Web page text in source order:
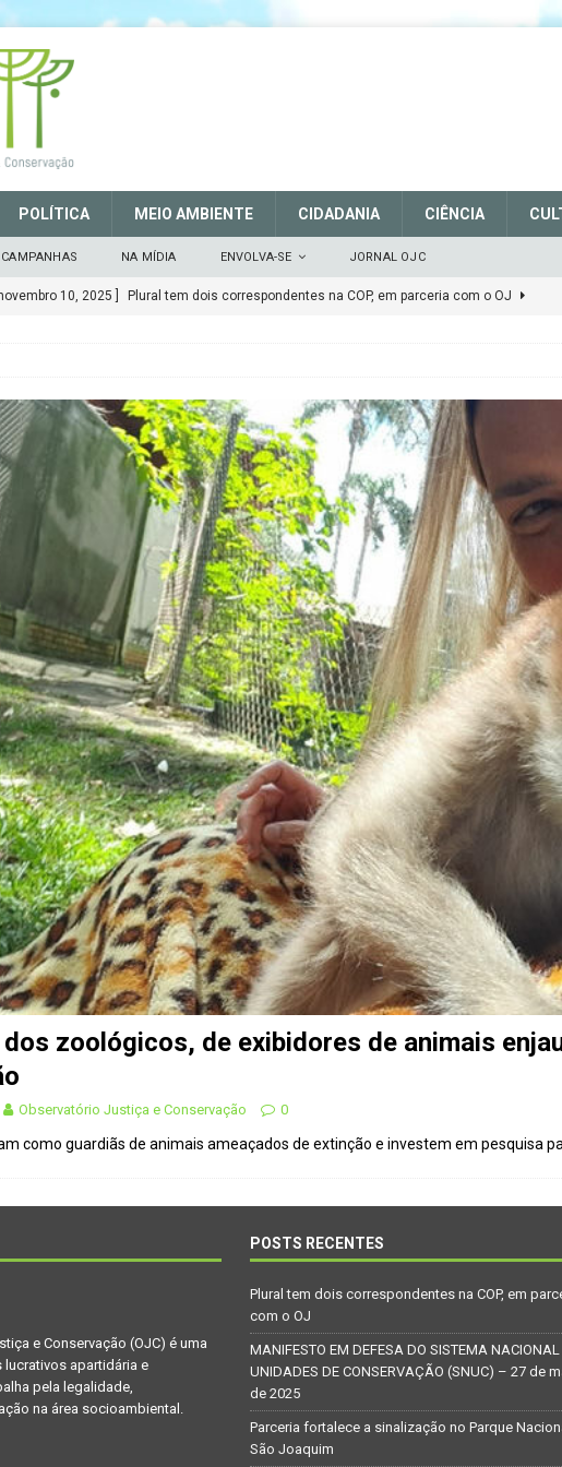
POLÍTICA MEIO AMBIENTE CIDADANIA CIÊNCIA
CAMPANHAS NA MÍDIA ENVOLVA-SE JORNAL OJC
março 27, 2025 ] MANIFESTO EM DEFESA DO SISTEMA NACIONAL DE UNIDADES DE
29, 2024 ] Nota de Atenção CIDADANIA
11, 2024 ] Nota de Repúdio OPINIÃO
9, 2024 ] O assustador derretimento das geleiras dos Andes CIDADANIA
23, 2023 ] Governo do Paraná se nega a combater desmatamento ilegal na Mata
OJC INVESTIGA
outubro 3, 2022 ] Yanomami – De volta ao século XVI CIDADANIA
16, 2022 ] Ameaças do pinus e eucalipto às Florestas com Araucárias nos estados do
e Santa Catarina MEIO AMBIENTE
11, 2022 ] Papagaio-verdadeiro: comércio ilegal faz com que aves percam o habitat
CIDADANIA
10, 2025 ] Plural tem dois correspondentes na COP, em parceria com o OJ
zoológicos, de exibidores de animais
Observatório Justiça e Conservação 0
como guardiãs de animais ameaçados de extinção e investem em pesquisa
e Conservação (OJC) é uma
apartidária e
pela legalidade,
na área socioambiental.
POSTS RECENTES
Plural tem dois correspondentes na COP, em
com o OJ
MANIFESTO EM DEFESA DO SISTEMA NACIONAL
UNIDADES DE CONSERVAÇÃO (SNUC) – 27 de
de 2025
Parceria fortalece a sinalização no Parque
São Joaquim